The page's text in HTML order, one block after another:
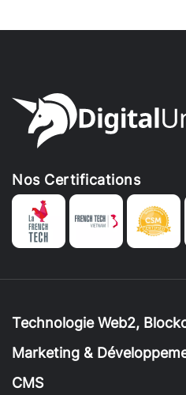
Nos Certifications
Technologie Web2,
Marketing &
CMS